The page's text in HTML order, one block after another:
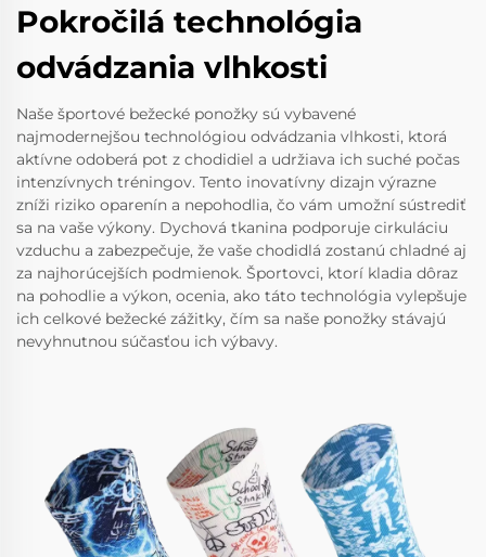
Pokročilá technológia
odvádzania vlhkosti
Naše športové bežecké ponožky sú vybavené
najmodernejšou technológiou odvádzania vlhkosti, ktorá
aktívne odoberá pot z chodidiel a udržiava ich suché počas
intenzívnych tréningov. Tento inovatívny dizajn výrazne
zníži riziko oparenín a nepohodlia, čo vám umožní sústrediť
sa na vaše výkony. Dychová tkanina podporuje cirkuláciu
vzduchu a zabezpečuje, že vaše chodidlá zostanú chladné aj
za najhorúcejších podmienok. Športovci, ktorí kladia dôraz
na pohodlie a výkon, ocenia, ako táto technológia vylepšuje
ich celkové bežecké zážitky, čím sa naše ponožky stávajú
nevyhnutnou súčasťou ich výbavy.